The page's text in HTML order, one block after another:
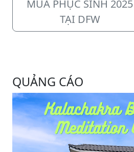
MÙA PHỤC SINH 2025
TẠI DFW
QUẢNG CÁO